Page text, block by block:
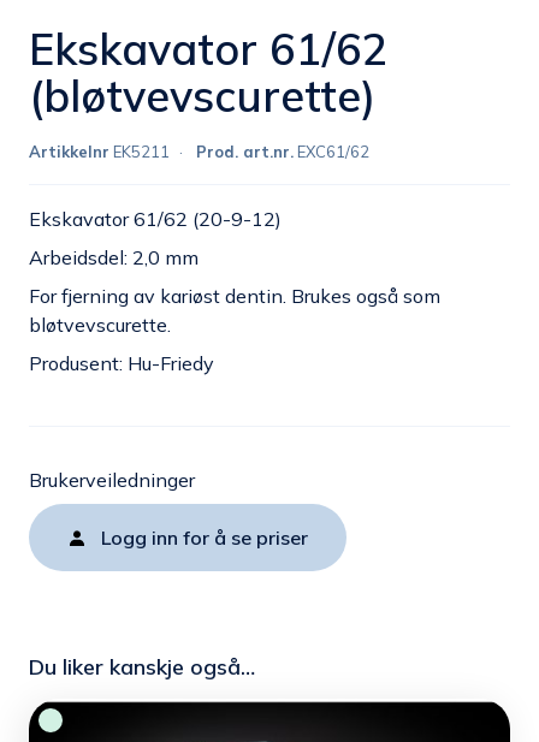
Ekskavator 61/62
(bløtvevscurette)
Artikkelnr EK5211 Prod. art.nr. EXC61/62
Ekskavator 61/62 (20-9-12)
Arbeidsdel: 2,0 mm
For fjerning av kariøst dentin. Brukes også som
bløtvevscurette.
Produsent: Hu-Friedy
Brukerveiledninger
Logg inn for å se priser
Du liker kanskje også…